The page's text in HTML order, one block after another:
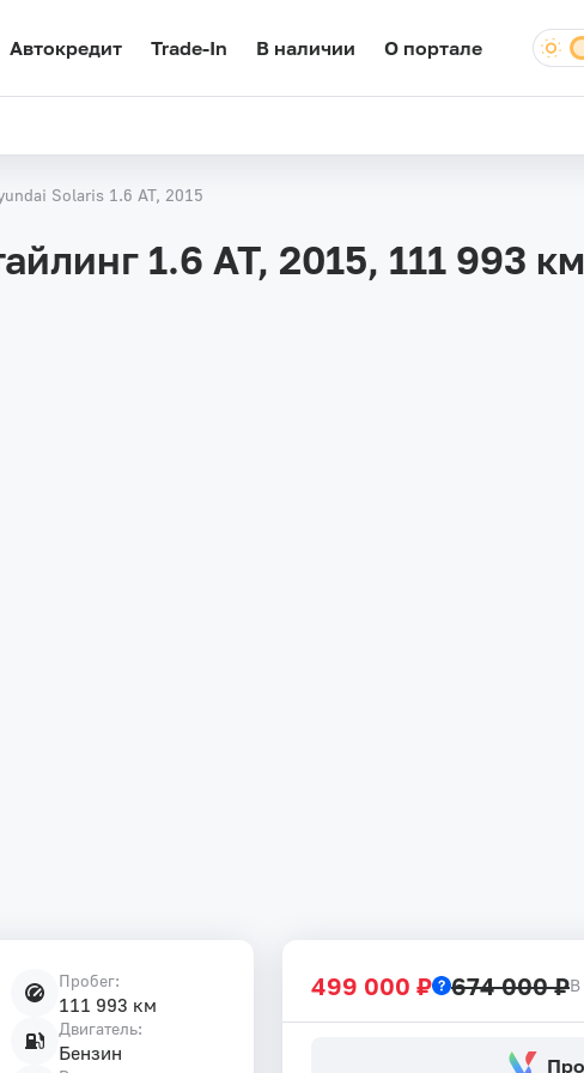
Автокредит Trade-In В наличии О портале
Solaris 1.6 AT, 2015
1.6 AT, 2015, 111 993 км
499 000 ₽ 674 000 ₽В
Пробег:
111 993 км
Двигатель:
Бензин